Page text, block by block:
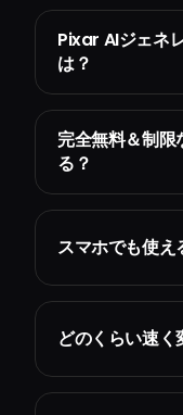
Pixar AIジェネ
は？
完全無料＆制限
る？
スマホでも使え
どのくらい速く